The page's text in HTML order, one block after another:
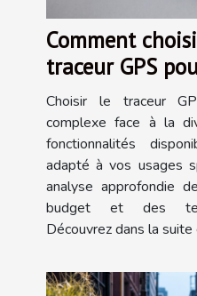
Comment
traceur GPS
spécifiques ?
Choisir le traceur
complexe face à la
fonctionnalités
adapté à vos usages
analyse approfondie
budget et des
Découvrez dans la suite